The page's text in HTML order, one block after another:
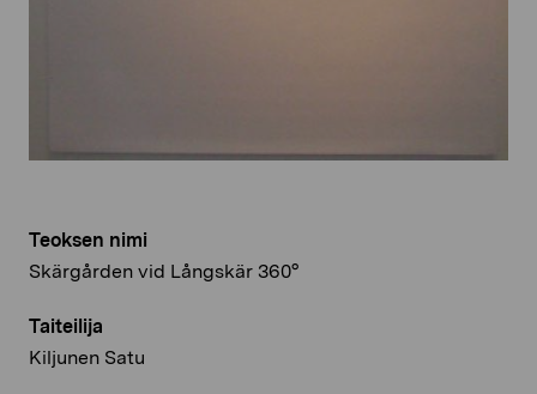
Teoksen nimi
Skärgården vid Långskär 360°
Taiteilija
Kiljunen Satu